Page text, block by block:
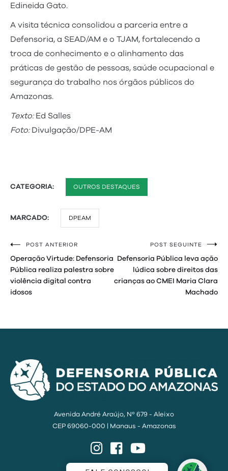
Edineida Gato.
A visita técnica consolidou a parceria entre a
Defensoria, a SEAD/AM e o TJAM, fortalecendo a
troca de conhecimento e o alinhamento das
práticas de gestão de pessoas, saúde ocupacional e
segurança do trabalho nos órgãos públicos do
Amazonas.
Texto:Ed Salles
Foto:Divulgação/DPE-AM
CATEGORIA: OUTROS DESTAQUES
MARCADO: DPEAM
Navegação
de
Post
POST ANTERIOR
Operação Virtude: Defensoria
Pública realiza palestra sobre
violência digital contra
idosos
POST SEGUINTE
Defensoria Pública leva ação
lúdica sobre direitos das
crianças ao CMEI Maria Clara
Machado
Avenida André Araújo, Nº 679 - Aleixo
CEP 69060-000 | Manaus - Amazonas
InstagramFacebook